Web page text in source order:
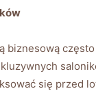
biznesową​
się ⁣przed‍